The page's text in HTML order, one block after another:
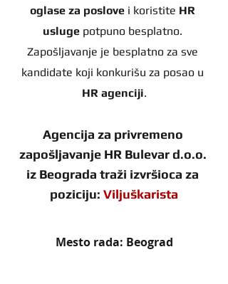
oglase za poslove i koristite HR
usluge potpuno besplatno.
Zapošljavanje je besplatno za sve
kandidate koji konkurišu za posao u
HR agenciji.
Agencija za privremeno
zapošljavanje HR Bulevar d.o.o.
iz Beograda traži izvršioca za
poziciju: Viljuškarista
Mesto rada: Beograd